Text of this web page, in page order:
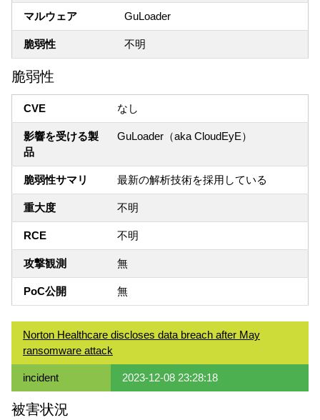
マルウェア GuLoader
脆弱性 不明
脆弱性
CVE なし
影響を受ける製
品
GuLoader（aka CloudEyE）
脆弱性サマリ 最新の解析技術を採用している
重大度 不明
RCE 不明
攻撃観測 無
PoC公開 無
Norton Healthcare discloses data breach after May
ransomware attack
incident 2023-12-08 23:28:18
被害状況